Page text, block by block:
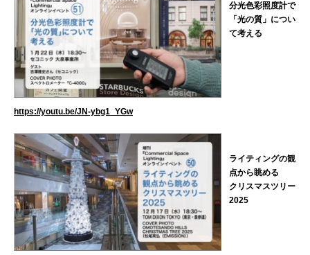
分光色彩照度計で
「光の質」につい
て考える
https://youtu.be/JN-ybg1_YGw
ライティングの観
点から眺める
クリスマスツリー
2025